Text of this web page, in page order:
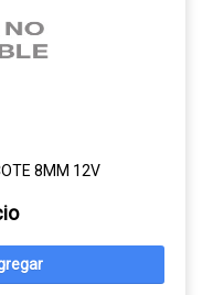
8MM 12V